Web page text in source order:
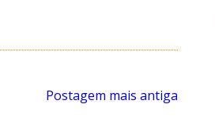
Postagem mais antiga